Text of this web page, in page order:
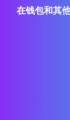
在钱包和其